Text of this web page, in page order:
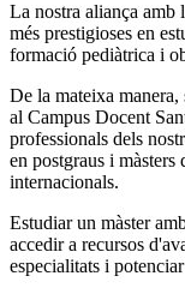
La nostra aliança amb
més prestigioses en
formació pediàtrica i
De la mateixa
al Campus Docent
professionals dels
en postgraus i màsters
internacionals.
Estudiar un màster
accedir a recursos
especialitats i